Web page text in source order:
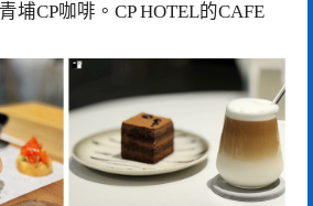
埔CP咖啡。CP HOTEL的CAFE